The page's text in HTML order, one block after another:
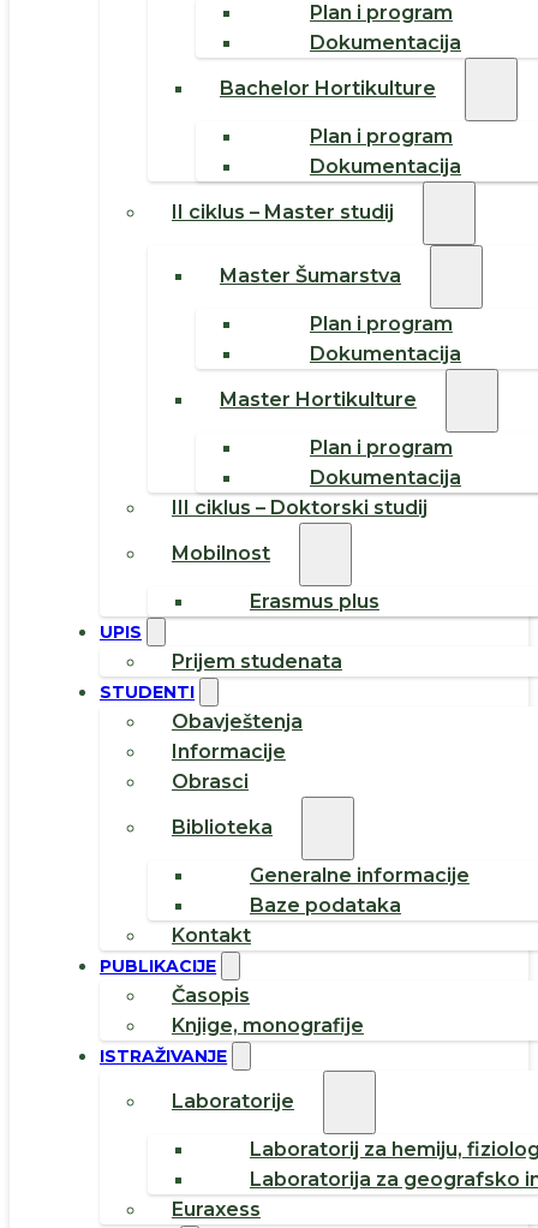
Plan i program
Dokumentacija
Bachelor Hortikulture
Plan i program
Dokumentacija
II ciklus – Master studij
Master Šumarstva
Plan i program
Dokumentacija
Master Hortikulture
Plan i program
Dokumentacija
III ciklus – Doktorski studij
Mobilnost
Erasmus plus
UPIS
Prijem studenata
STUDENTI
Obavještenja
Informacije
Obrasci
Biblioteka
Generalne informacije
Baze podataka
Kontakt
PUBLIKACIJE
Časopis
Knjige, monografije
ISTRAŽIVANJE
Laboratorije
Laboratorij za hemiju,
Laboratorija za geografsko
Euraxess